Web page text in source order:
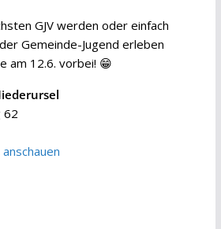
GJV werden oder einfach
Gemeinde-Jugend erleben
am 12.6. vorbei! 😁
62